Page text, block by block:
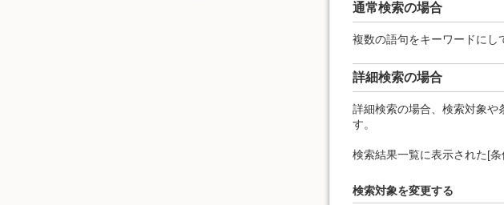
通常検索の場合
複数の語句をキーワードにし
詳細検索の場合
詳細検索の場合、検索対象や
す。
検索結果一覧に表示された[
検索対象を変更する